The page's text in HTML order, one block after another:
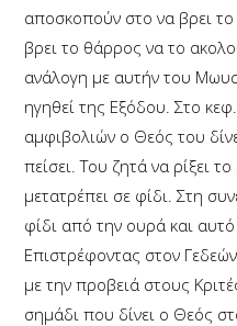
αποσκοπούν στο να βρει
βρει το θάρρος να το
ανάλογη με αυτήν του
ηγηθεί της Εξόδου. Στο
αμφιβολιών ο Θεός του
πείσει. Του ζητά να ρίξει
μετατρέπει σε φίδι. Στη
φίδι από την ουρά και
Επιστρέφοντας στον
με την προβειά στους
σημάδι που δίνει ο Θεός